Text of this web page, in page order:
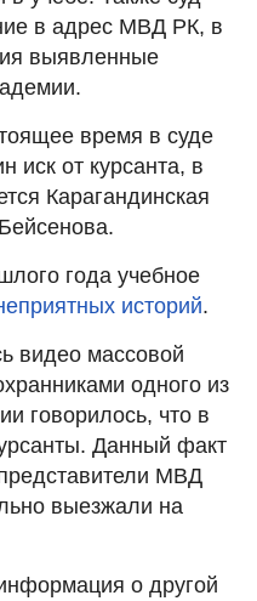
в адрес МВД РК, в
выявленные
время в суде
иск от курсанта, в
Карагандинская
года учебное
историй.
видео массовой
одного из
говорилось, что в
Данный факт
МВД
выезжали на
о другой